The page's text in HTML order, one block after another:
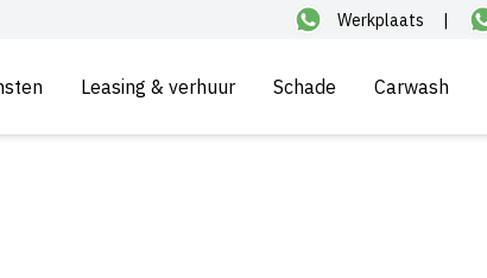
Werkplaats |
Leasing & verhuur Schade Carwash